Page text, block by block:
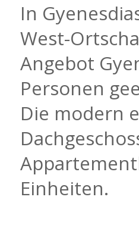
In
West-
Angebot
Personen
Die modern
Einheiten.